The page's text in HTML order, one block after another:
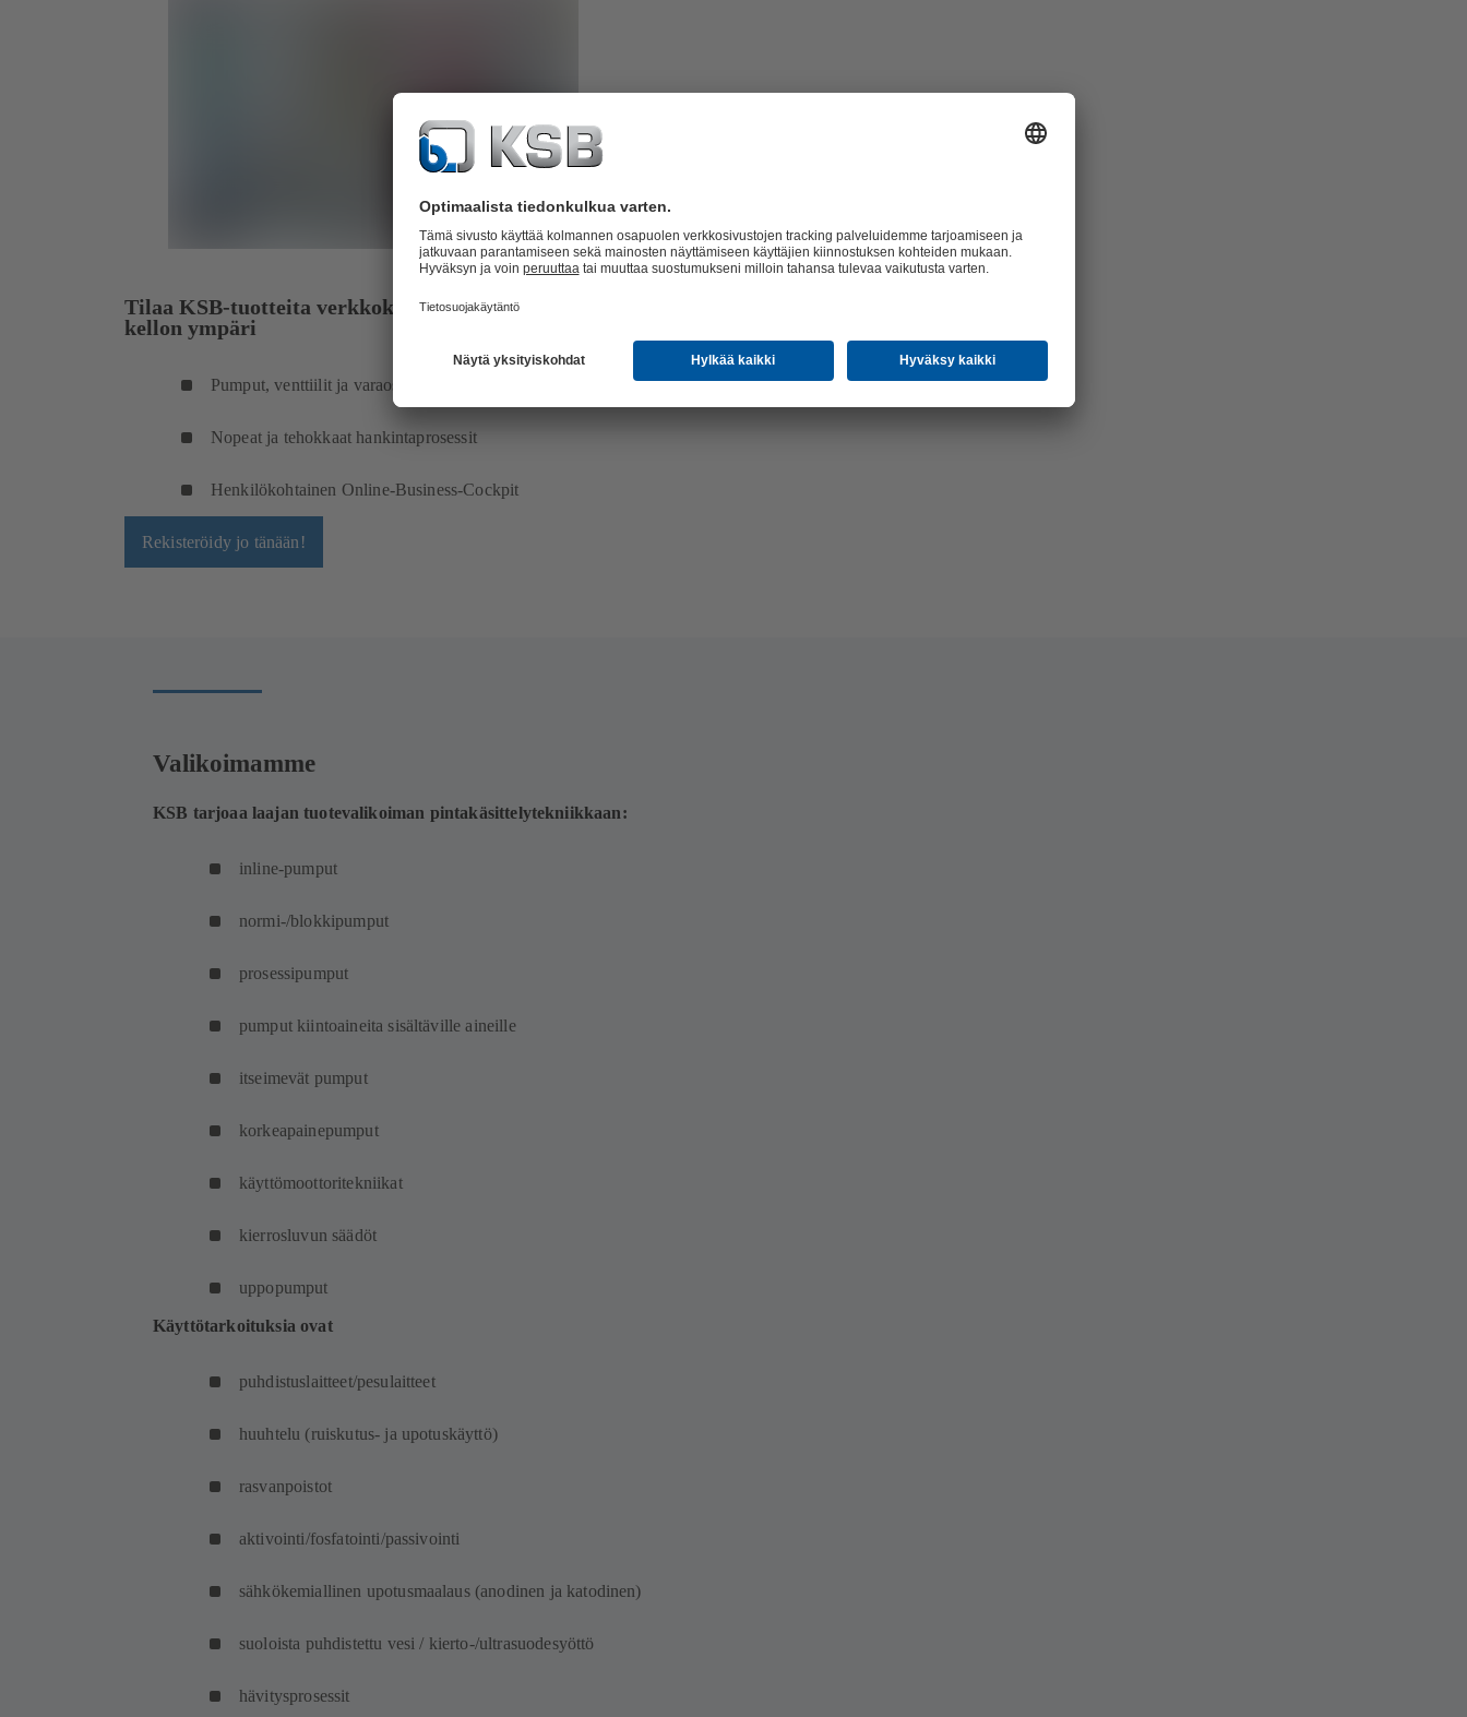
Tilaa KSB-tuotteita verkkokaupastamme – auki
kellon ympäri
Pumput, venttiilit ja varaosat
Nopeat ja tehokkaat hankintaprosessit
Henkilökohtainen Online-Business-Cockpit
Rekisteröidy jo tänään!
Valikoimamme
KSB tarjoaa laajan tuotevalikoiman pintakäsittelytekniikkaan:
inline-pumput
normi-/blokkipumput
prosessipumput
pumput kiintoaineita sisältäville aineille
itseimevät pumput
korkeapainepumput
käyttömoottoritekniikat
kierrosluvun säädöt
uppopumput
Käyttötarkoituksia ovat
puhdistuslaitteet/pesulaitteet
huuhtelu (ruiskutus- ja upotuskäyttö)
rasvanpoistot
aktivointi/fosfatointi/passivointi
sähkökemiallinen upotusmaalaus (anodinen ja katodinen)
suoloista puhdistettu vesi / kierto-/ultrasuodesyöttö
hävitysprosessit